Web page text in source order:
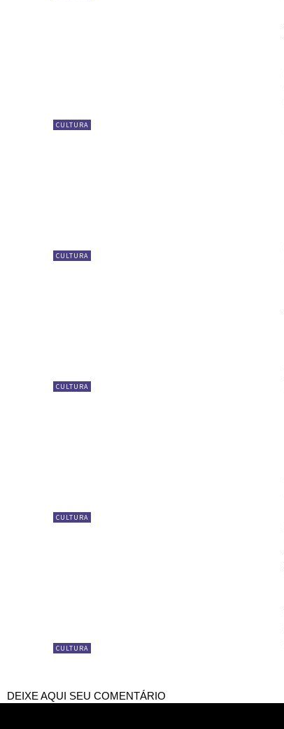
CULTURA
CULTURA
CULTURA
CULTURA
CULTURA
DEIXE AQUI SEU COMENTÁRIO